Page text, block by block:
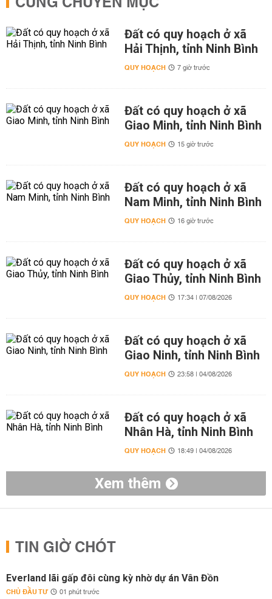
Đất có quy hoạch ở xã
Hải Thịnh, tỉnh Ninh Bình
QUY HOẠCH 7 giờ trước
Đất có quy hoạch ở xã
Giao Minh, tỉnh Ninh Bình
QUY HOẠCH 15 giờ trước
Đất có quy hoạch ở xã
Nam Minh, tỉnh Ninh Bình
QUY HOẠCH 16 giờ trước
Đất có quy hoạch ở xã
Giao Thủy, tỉnh Ninh Bình
QUY HOẠCH 17:34 | 07/08/2026
Đất có quy hoạch ở xã
Giao Ninh, tỉnh Ninh Bình
QUY HOẠCH 23:58 | 04/08/2026
Đất có quy hoạch ở xã
Nhân Hà, tỉnh Ninh Bình
QUY HOẠCH 18:49 | 04/08/2026
Xem thêm
TIN GIỜ CHÓT
Everland lãi gấp đôi cùng kỳ nhờ dự án Vân Đồn
CHỦ ĐẦU TƯ 01 phút trước